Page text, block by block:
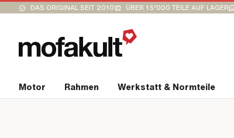
DAS ORIGINAL SEIT 2010 ÜBER 15’000 TEILE AUF LAGER
Motor Rahmen Werkstatt & Normteile